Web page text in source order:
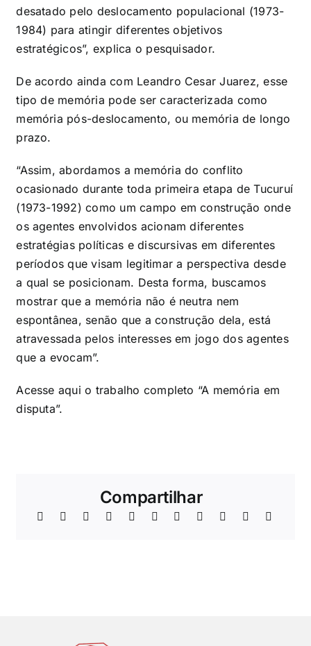
desatado pelo deslocamento populacional (1973-
1984) para atingir diferentes objetivos
estratégicos”, explica o pesquisador.
De acordo ainda com Leandro Cesar Juarez, esse
tipo de memória pode ser caracterizada como
memória pós-deslocamento, ou memória de longo
prazo.
“Assim, abordamos a memória do conflito
ocasionado durante toda primeira etapa de Tucuruí
(1973-1992) como um campo em construção onde
os agentes envolvidos acionam diferentes
estratégias políticas e discursivas em diferentes
períodos que visam legitimar a perspectiva desde
a qual se posicionam. Desta forma, buscamos
mostrar que a memória não é neutra nem
espontânea, senão que a construção dela, está
atravessada pelos interesses em jogo dos agentes
que a evocam”.
Acesse aqui o trabalho completo “A memória em
disputa”.
Compartilhar